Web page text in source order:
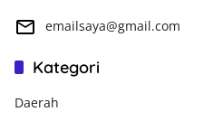
emailsaya@gmail.com
Kategori
Daerah